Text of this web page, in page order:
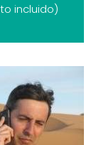
incluido)